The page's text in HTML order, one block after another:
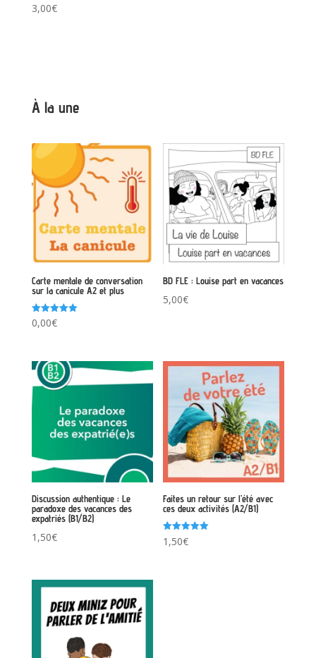
Note
4.00
3,00€
À la une
Carte mentale de conversation
sur la canicule A2 et plus
Note
5.00
0,00€
BD FLE : Louise part en vacances
5,00€
Discussion authentique : Le
paradoxe des vacances des
expatriés (B1/B2)
1,50€
Faites un retour sur l’été avec
ces deux activités (A2/B1)
Note
5.00
1,50€